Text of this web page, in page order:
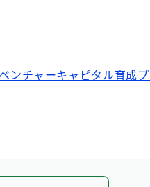
チャーキャピタル育成